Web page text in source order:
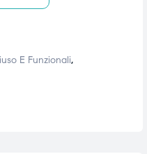
E Funzionali,